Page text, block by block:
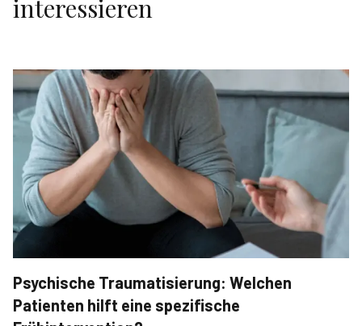
interessieren
Psychische Traumatisierung: Welchen
Patienten hilft eine spezifische